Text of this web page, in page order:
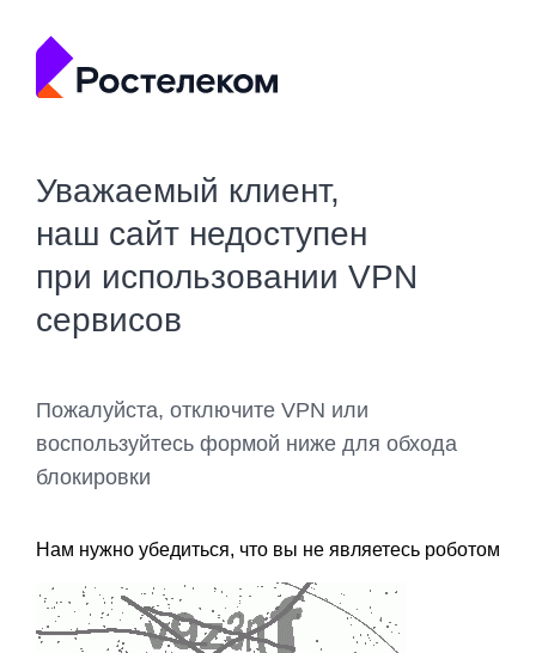
Уважаемый клиент,
наш сайт недоступен
при использовании VPN
сервисов
Пожалуйста, отключите VPN или
воспользуйтесь формой ниже для обхода
блокировки
Нам нужно убедиться, что вы не являетесь роботом